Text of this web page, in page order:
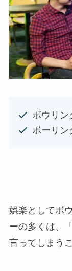
ボウリン
ボーリン
娯楽としてボ
ーの多くは、「
言ってしまう